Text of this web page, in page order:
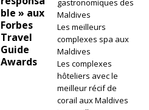
s
ble » aux
Forbes
Travel
Guide
Awards
gastronomiques des
Maldives
Les meilleurs
complexes spa aux
Maldives
Les complexes
hôteliers avec le
meilleur récif de
corail aux Maldives